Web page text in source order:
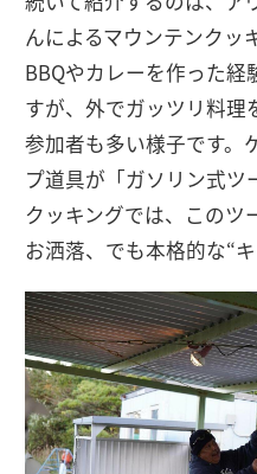
んによるマウンテンクッ
BBQやカレーを作った
すが、外でガッツリ料理
参加者も多い様子です。
プ道具が「ガソリン式
クッキングでは、このツ
お洒落、でも本格的な“